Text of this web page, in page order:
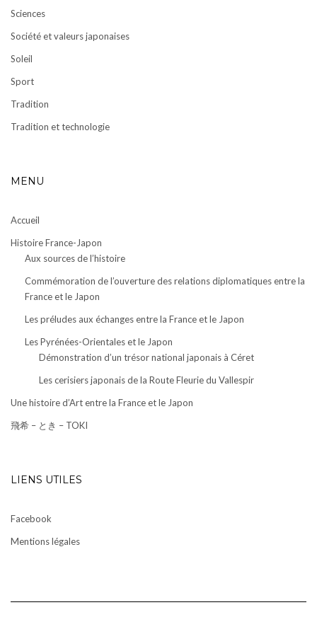
Sciences
Société et valeurs japonaises
Soleil
Sport
Tradition
Tradition et technologie
MENU
Accueil
Histoire France-Japon
Aux sources de l’histoire
Commémoration de l’ouverture des relations diplomatiques entre la
France et le Japon
Les préludes aux échanges entre la France et le Japon
Les Pyrénées-Orientales et le Japon
Démonstration d’un trésor national japonais à Céret
Les cerisiers japonais de la Route Fleurie du Vallespir
Une histoire d’Art entre la France et le Japon
飛希 – とき – TOKI
LIENS UTILES
Facebook
Mentions légales